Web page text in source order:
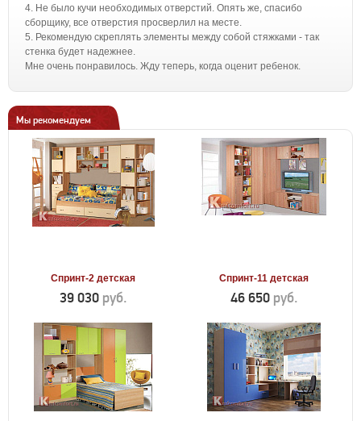
4. Не было кучи необходимых отверстий. Опять же, спасибо
сборщику, все отверстия просверлил на месте.
5. Рекомендую скреплять элементы между собой стяжками - так
стенка будет надежнее.
Мне очень понравилось. Жду теперь, когда оценит ребенок.
Мы рекомендуем
Спринт-2 детская
39 030 руб.
Спринт-11 детская
46 650 руб.